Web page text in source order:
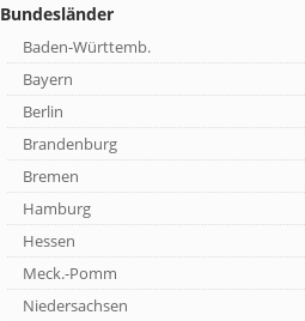
Bundesländer
Baden-Württemb.
Bayern
Berlin
Brandenburg
Bremen
Hamburg
Hessen
Meck.-Pomm
Niedersachsen